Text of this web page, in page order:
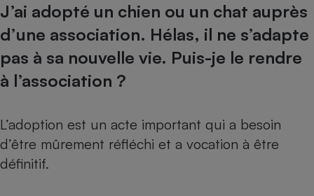
J’ai adopté un chien ou un chat auprès
d’une association. Hélas, il ne s’adapte
pas à sa nouvelle vie. Puis-je le rendre
à l’association ?
L’adoption est un acte important qui a besoin
d’être mûrement réfléchi et a vocation à être
définitif.